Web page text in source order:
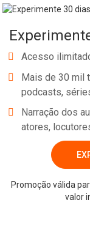
Acesso
Mais de 30 mil
podcasts,
Narração dos
atores,
Promoção válida
valor